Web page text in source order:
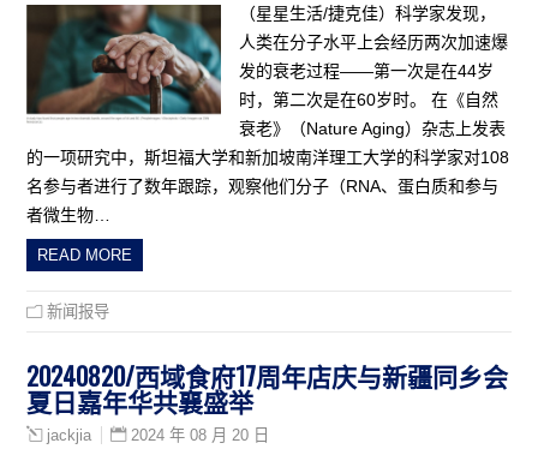
（星星生活/捷克佳）科学家发现，
人类在分子水平上会经历两次加速爆
发的衰老过程——第一次是在44岁
时，第二次是在60岁时。 在《自然
衰老》（Nature Aging）杂志上发表
的一项研究中，斯坦福大学和新加坡南洋理工大学的科学家对108
名参与者进行了数年跟踪，观察他们分子（RNA、蛋白质和参与
者微生物…
READ MORE
新闻报导
20240820/西域食府17周年店庆与新疆同乡会
夏日嘉年华共襄盛举
jackjia 2024 年 08 月 20 日